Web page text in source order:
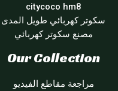
citycoco hm8
سكوتر كهربائي طويل المدى
مصنع سكوتر كهربائي
Our Collection
مراجعة مقاطع الفيديو